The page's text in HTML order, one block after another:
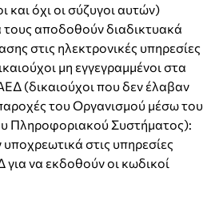
και όχι οι σύζυγοι αυτών)
τους αποδοθούν διαδικτυακά
στις ηλεκτρονικές υπηρεσίες
μη εγγεγραμμένοι στα
(δικαιούχοι που δεν έλαβαν
του Οργανισμού μέσω του
Πληροφοριακού Συστήματος):
στις υπηρεσίες
να εκδοθούν οι κωδικοί